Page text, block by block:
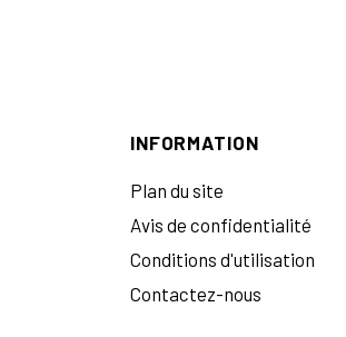
INFORMATION
Plan du site
Avis de confidentialité
Conditions d'utilisation
Contactez-nous